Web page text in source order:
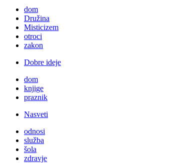
dom
Družina
Misticizem
otroci
zakon
Dobre ideje
dom
knjige
praznik
Nasveti
odnosi
služba
šola
zdravje